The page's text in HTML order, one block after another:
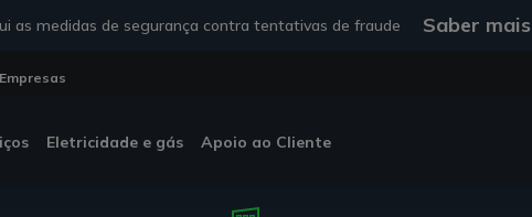
as medidas de segurança contra tentativas de fraude Saber mais
Empresas
Eletricidade e gás Apoio ao Cliente